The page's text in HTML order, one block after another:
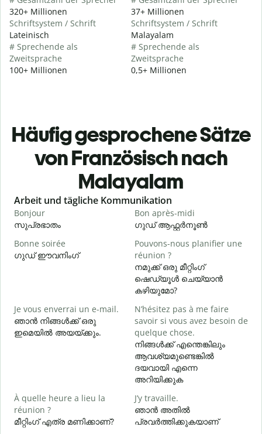
320+ Millionen
Schriftsystem / Schrift
Lateinisch
# Sprechende als
Zweitsprache
100+ Millionen
37+ Millionen
Schriftsystem / Schrift
Malayalam
# Sprechende als
Zweitsprache
0,5+ Millionen
Häufig gesprochene Sätze
von Französisch nach
Malayalam
Slide 1 of 6
Arbeit und tägliche Kommunikation
Bonjour
സുപ്രഭാതം
Bon après-midi
ഗുഡ് ആഫ്റ്റർനൂൺ
Bonne soirée
ഗുഡ് ഈവനിംഗ്
Pouvons-nous planifier une
réunion ?
നമുക്ക് ഒരു മീറ്റിംഗ്
ഷെഡ്യൂൾ ചെയ്യാൻ
കഴിയുമോ?
Je vous enverrai un e-mail.
ഞാൻ നിങ്ങൾക്ക് ഒരു
ഇമെയിൽ അയയ്ക്കും.
N’hésitez pas à me faire
savoir si vous avez besoin de
quelque chose.
നിങ്ങൾക്ക് എന്തെങ്കിലും
ആവശ്യമുണ്ടെങ്കിൽ
ദയവായി എന്നെ
അറിയിക്കുക
À quelle heure a lieu la
réunion ?
മീറ്റിംഗ് എത്ര മണിക്കാണ്?
J’y travaille.
ഞാൻ അതിൽ
പ്രവർത്തിക്കുകയാണ്